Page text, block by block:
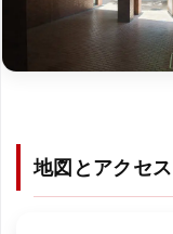
地図とアクセス